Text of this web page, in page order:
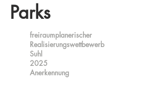
Parks
freiraumplanerischer
Realisierungswettbewerb
Suhl
2025
Anerkennung